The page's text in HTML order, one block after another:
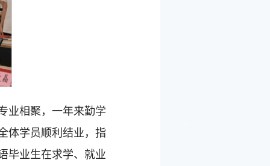
业相聚，一年来勤学
体学员顺利结业，指
毕业生在求学、就业